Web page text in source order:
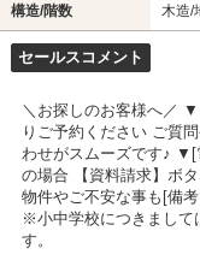
構造/階数 木造/
セールスコメント
＼お探しのお客様へ／
りご予約ください ご質
わせがスムーズです♪
の場合 【資料請求】ボ
物件やご不安な事も[備
※小中学校につきまして
す。